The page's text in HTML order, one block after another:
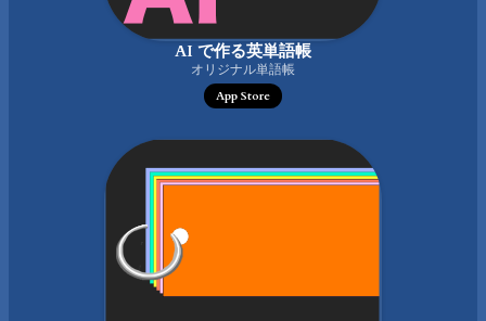
AI で作る英単語帳
オリジナル単語帳
App Store